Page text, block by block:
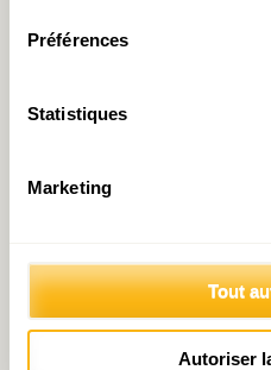
Préférences
Statistiques
Marketing
Tout
Autoriser